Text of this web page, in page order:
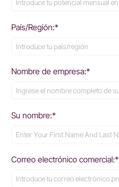
País/Región:*
Nombre de empresa:*
Su nombre:*
Correo electrónico comercial:*